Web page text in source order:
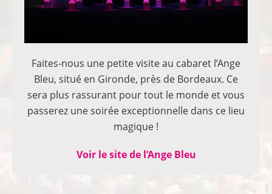
Faites-nous une petite visite au cabaret l’Ange
Bleu, situé en Gironde, près de Bordeaux. Ce
sera plus rassurant pour tout le monde et vous
passerez une soirée exceptionnelle dans ce lieu
magique !
Voir le site de l’Ange Bleu